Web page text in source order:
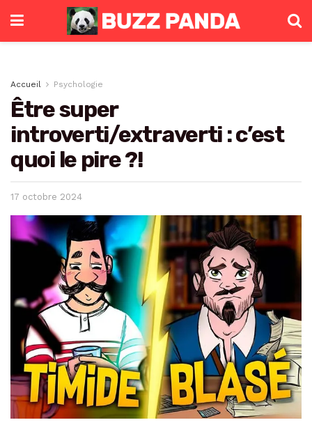
Accueil Psychologie
Être super
introverti/extraverti : c’est
quoi le pire ?!
17 octobre 2024